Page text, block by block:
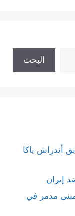
البحث
أندراش باكا
إيران
من ركام مبنى مدمر في